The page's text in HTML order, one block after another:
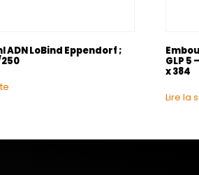
ADN LoBind Eppendorf ;
GLP 5
x 384
Lire la